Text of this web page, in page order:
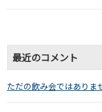
最近のコメント
ただの飲み会ではありま